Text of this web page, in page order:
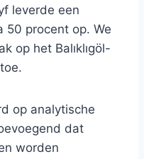
leverde een
50 procent op. We
op het Balıklıgöl-
op analytische
dat
worden